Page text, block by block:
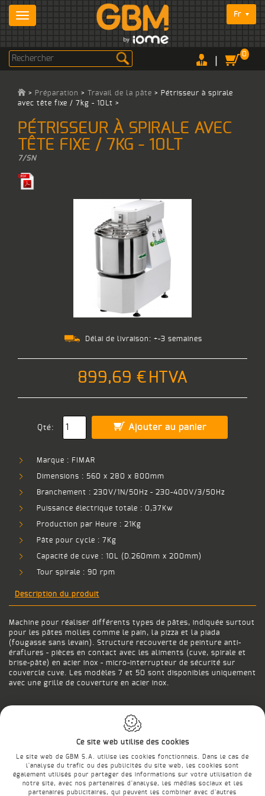
Fr
0
> Préparation > Travail de la pâte > Pétrisseur à spirale
avec tête fixe / 7kg - 10Lt >
PÉTRISSEUR À SPIRALE AVEC
TÊTE FIXE / 7KG - 10LT
7/SN
Délai de livraison: +-3 semaines
899,69 € HTVA
Qté: Ajouter au panier
Marque : FIMAR
Dimensions : 560 x 280 x 800mm
Branchement : 230V/1N/50Hz - 230-400V/3/50Hz
Puissance électrique totale : 0,37Kw
Production par Heure : 21Kg
Pâte pour cycle : 7Kg
Capacité de cuve : 10L (D.260mm x 200mm)
Tour spirale : 90 rpm
Description du produit
Machine pour réaliser différents types de pâtes, indiquée surtout
pour les pâtes molles comme le pain, la pizza et la piada
(fougasse sans levain). Structure recouverte de peinture anti-
éraflures - pièces en contact avec les aliments (cuve, spirale et
brise-pâte) en acier inox - micro-interrupteur de sécurité sur
couvercle cuve. Les modèles 7 et 50 sont disponibles uniquement
avec une grille de couverture en acier inox.
E-SHOP
Ce site web utilise des cookies
Le site web de GBM S.A. utilise les cookies fonctionnels. Dans le cas de
l'analyse du trafic ou des publicités du site web, les cookies sont
également utilisés pour partager des informations sur votre utilisation de
notre site, avec nos partenaires d'analyse, les médias sociaux et les
partenaires publicitaires, qui peuvent les combiner avec d'autres